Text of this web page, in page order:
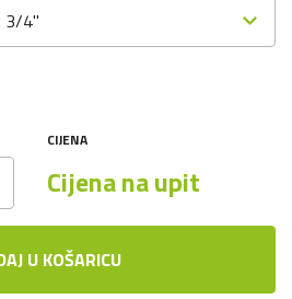
3/4"
CIJENA
Cijena na upit
U KOŠARICU